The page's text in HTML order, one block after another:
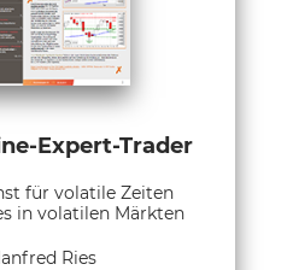
Expert-Trader
für volatile Zeiten
in volatilen Märkten
Ries